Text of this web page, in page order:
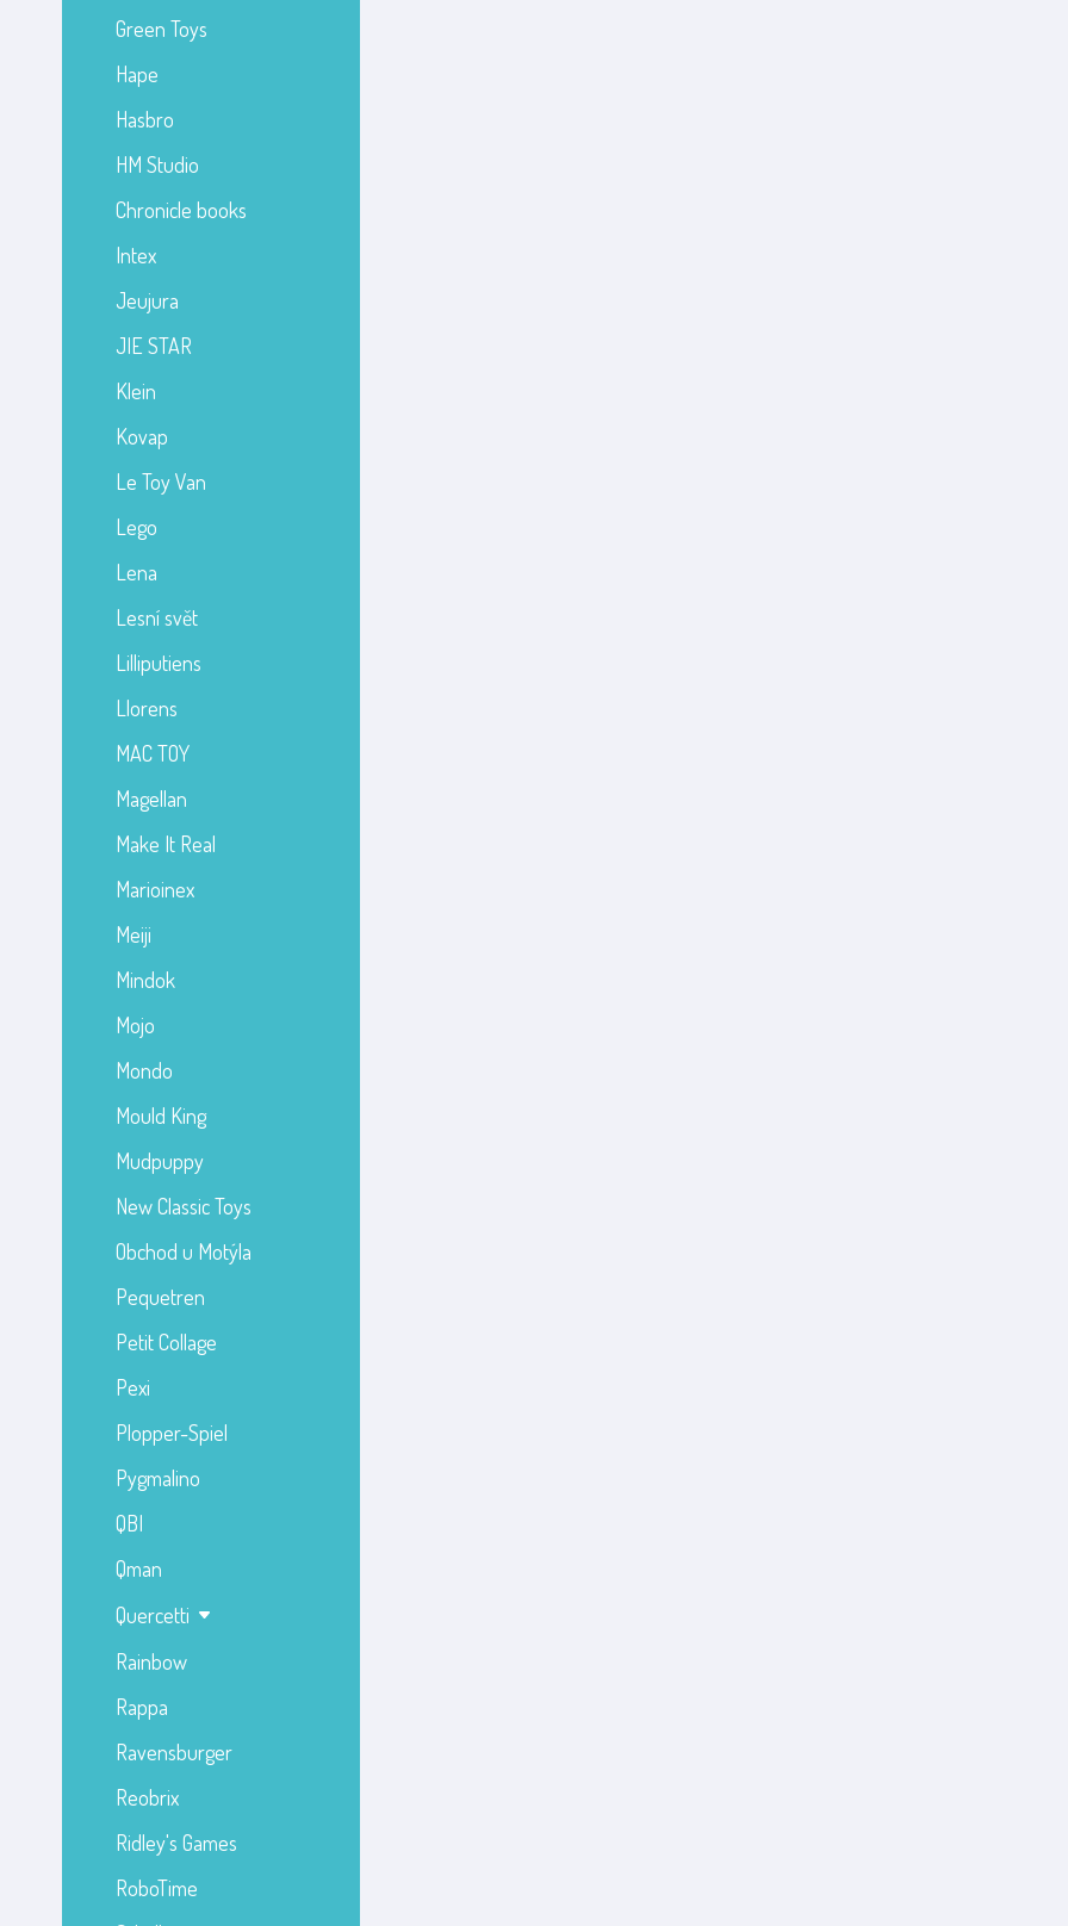
Green Toys
Hape
Hasbro
HM Studio
Chronicle books
Intex
Jeujura
JIE STAR
Klein
Kovap
Le Toy Van
Lego
Lena
Lesní svět
Lilliputiens
Llorens
MAC TOY
Magellan
Make It Real
Marioinex
Meiji
Mindok
Mojo
Mondo
Mould King
Mudpuppy
New Classic Toys
Obchod u Motýla
Pequetren
Petit Collage
Pexi
Plopper-Spiel
Pygmalino
QBI
Qman
Quercetti
Rainbow
Rappa
Ravensburger
Reobrix
Ridley's Games
RoboTime